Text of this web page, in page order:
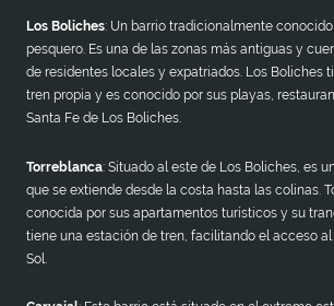
Los Boliches: Un barrio tradicionalmente
pesquero. Es una de las zonas más antiguas y
de residentes locales y expatriados. Los Boliches
tren propia y es conocido por sus playas,
Santa Fe de Los Boliches.
Torreblanca: Situado al este de Los Boliches, es
que se extiende desde la costa hasta las colinas.
conocida por sus apartamentos turísticos y su
tiene una estación de tren, facilitando el acceso al
Sol.